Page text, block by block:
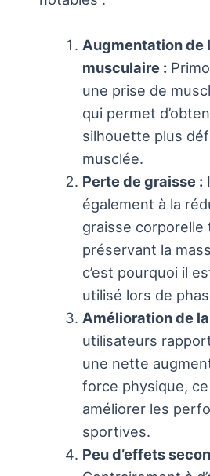
Augmentation de
musculaire :
une prise de
qui permet
silhouette plus
musclée.
Perte de graisse :
également à la
graisse corporelle
préservant la
c’est pourquoi il
utilisé lors de
Amélioration de
utilisateurs
une nette
force physique,
améliorer les
sportives.
Peu d’effets